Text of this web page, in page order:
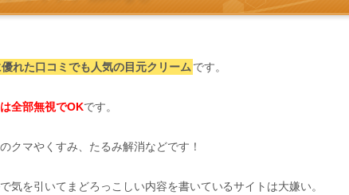
れた口コミでも人気の目元クリーム です。
全部無視でOKです。
クマやくすみ、たるみ解消などです！
気を引いてまどろっこしい内容を書いているサイトは大嫌い。